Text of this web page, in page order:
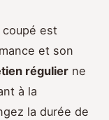
est
et son
régulier ne
à la
la durée de